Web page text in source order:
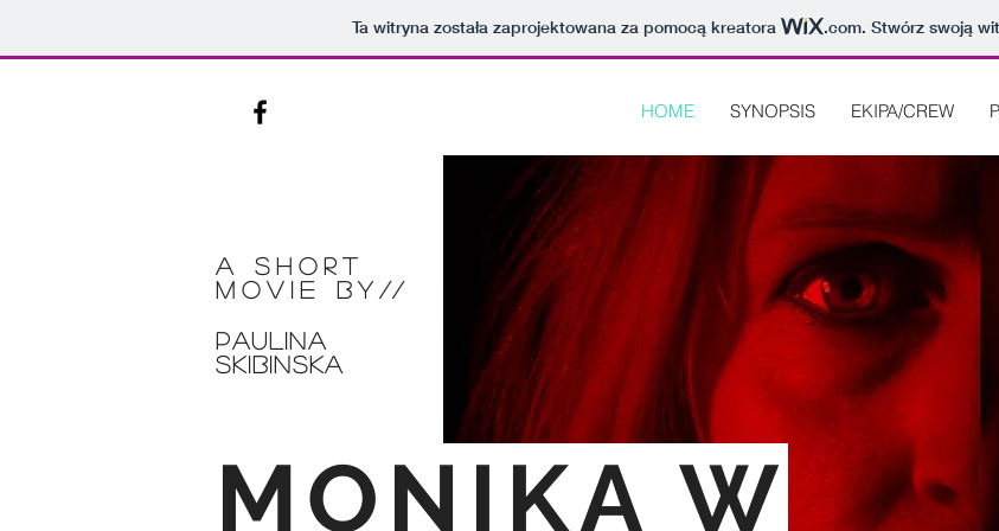
Ta witryna została zaprojektowana za pomocą kreatora .com. Stwórz swoją
HOME SYNOPSIS EKIPA/CREW
MONIKA W
A short
movie BY //
Paulina
Skibinska